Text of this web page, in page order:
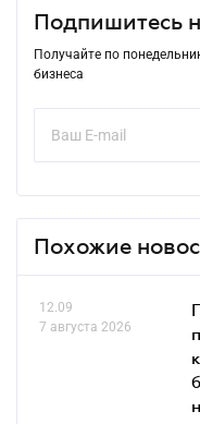
Подпишитесь
Получайте по
бизнеса
Похожие
12.09
7 августа 2026